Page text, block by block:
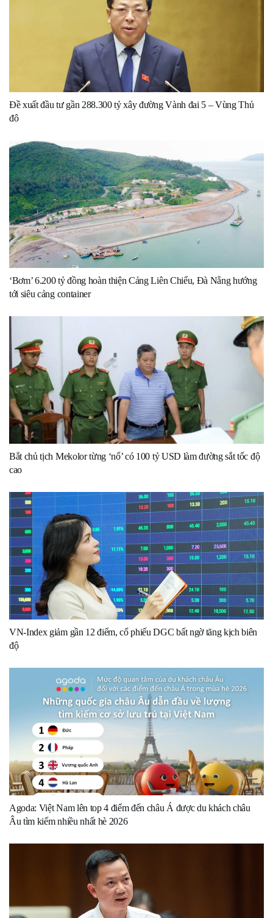
Đề xuất đầu tư gần 288.300 tỷ xây đường Vành đai 5 – Vùng Thủ
đô
‘Bơm’ 6.200 tỷ đồng hoàn thiện Cảng Liên Chiểu, Đà Nẵng hướng
tới siêu cảng container
Bắt chủ tịch Mekolor từng ‘nổ’ có 100 tỷ USD làm đường sắt tốc độ
cao
VN-Index giảm gần 12 điểm, cổ phiếu DGC bất ngờ tăng kịch biên
độ
Agoda: Việt Nam lên top 4 điểm đến châu Á được du khách châu
Âu tìm kiếm nhiều nhất hè 2026